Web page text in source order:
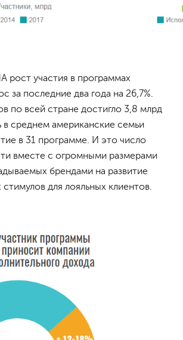
рост участия в программах
за последние два года на 26,7%.
по всей стране достигло 3,8 млрд
в среднем американские семьи
в 31 программе. И это число
вместе с огромными размерами
брендами на развитие
для лояльных клиентов.